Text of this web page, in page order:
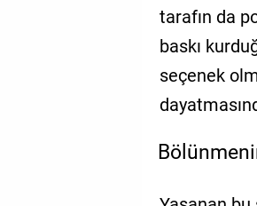
tarafın da
baskı
seçenek